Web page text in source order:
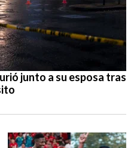
junto a su esposa tras